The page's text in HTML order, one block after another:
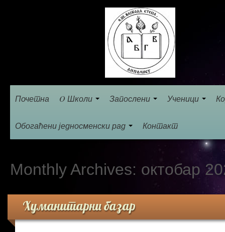
Почетна O Школи Запослени Ученици
Обогаћени једносменски рад Контакт
Monthly Archives: октобар
Хуманитарни базар